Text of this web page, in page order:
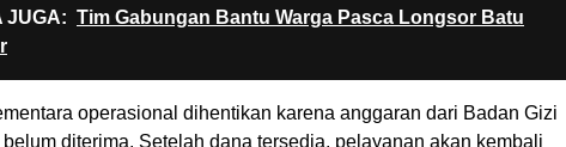
JUGA: Tim Gabungan Bantu Warga Pasca Longsor Batu
operasional dihentikan karena anggaran dari Badan Gizi
diterima. Setelah dana tersedia, pelayanan akan kembali